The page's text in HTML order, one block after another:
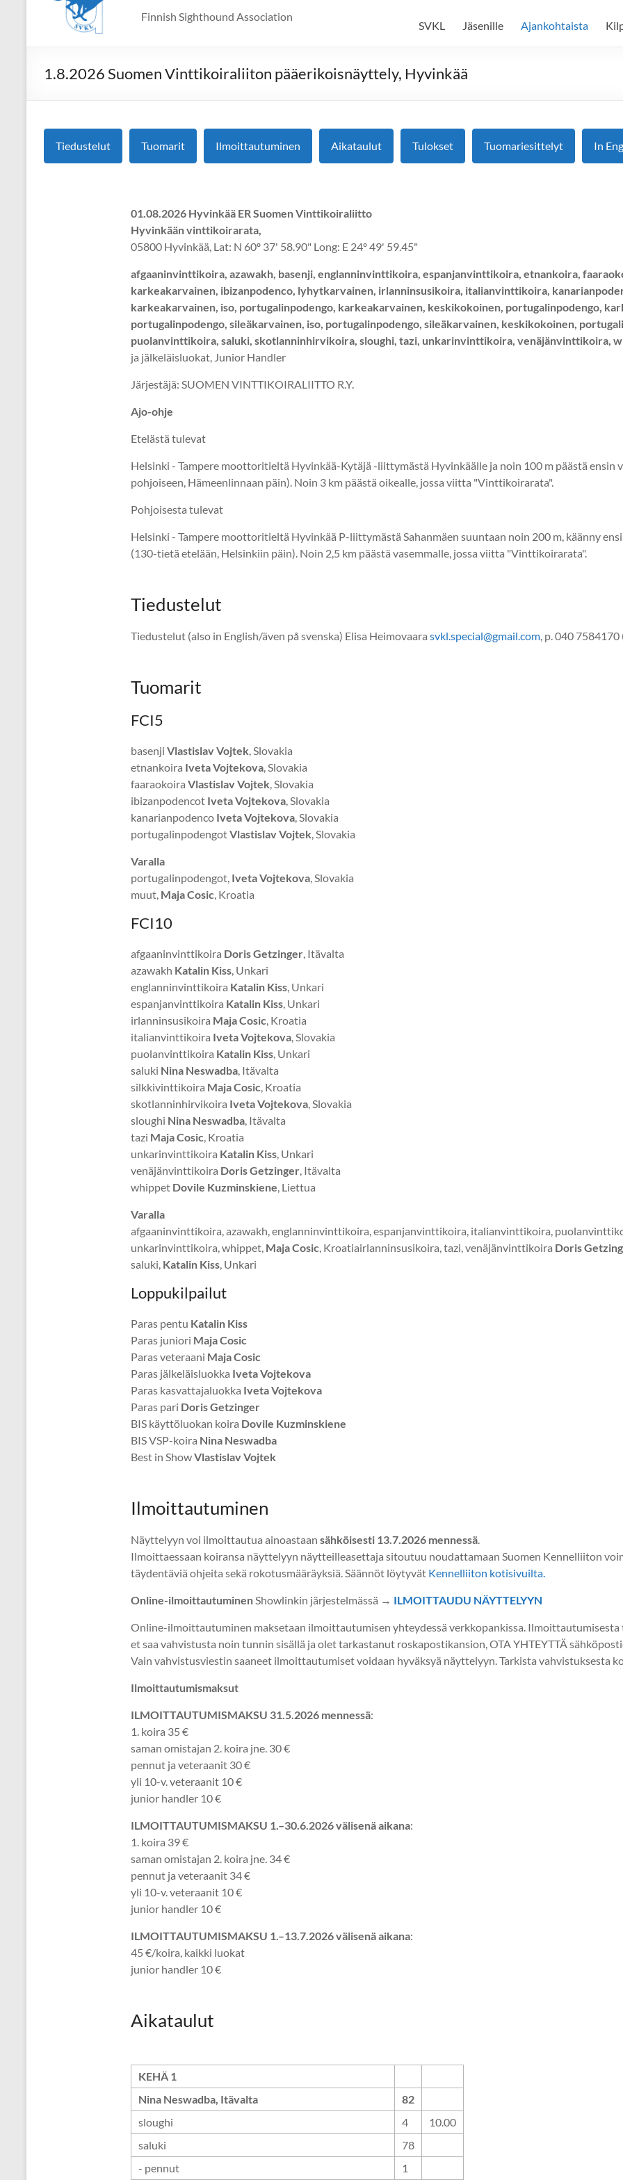
Finnish Sighthound Association
SVKL Jäsenille Ajankohtaista
1.8.2026 Suomen Vinttikoiraliiton pääerikoisnäyttely, Hyvinkää
Tiedustelut Tuomarit Ilmoittautuminen Aikataulut Tulokset Tuomariesittelyt In
01.08.2026 Hyvinkää ER Suomen Vinttikoiraliitto
Hyvinkään vinttikoirarata,
05800 Hyvinkää, Lat: N 60º 37' 58.90" Long: E 24º 49' 59.45"
afgaaninvinttikoira, azawakh, basenji, englanninvinttikoira, espanjanvinttikoira, etnankoira,
karkeakarvainen, ibizanpodenco, lyhytkarvainen, irlanninsusikoira, italianvinttikoira,
karkeakarvainen, iso, portugalinpodengo, karkeakarvainen, keskikokoinen, portugalinpodengo,
portugalinpodengo, sileäkarvainen, iso, portugalinpodengo, sileäkarvainen, keskikokoinen,
puolanvinttikoira, saluki, skotlanninhirvikoira, sloughi, tazi, unkarinvinttikoira, venäjänvinttikoira,
ja jälkeläisluokat, Junior Handler
Järjestäjä: SUOMEN VINTTIKOIRALIITTO R.Y.
Ajo-ohje
Etelästä tulevat
Helsinki - Tampere moottoritieltä Hyvinkää-Kytäjä -liittymästä Hyvinkäälle ja noin 100 m päästä ensin
pohjoiseen, Hämeenlinnaan päin). Noin 3 km päästä oikealle, jossa viitta "Vinttikoirarata".
Pohjoisesta tulevat
Helsinki - Tampere moottoritieltä Hyvinkää P-liittymästä Sahanmäen suuntaan noin 200 m, käänny
(130-tietä etelään, Helsinkiin päin). Noin 2,5 km päästä vasemmalle, jossa viitta "Vinttikoirarata".
Tiedustelut
Tiedustelut (also in English/även på svenska) Elisa Heimovaara svkl.special@gmail.com, p. 040
Tuomarit
FCI5
basenji Vlastislav Vojtek, Slovakia
etnankoira Iveta Vojtekova, Slovakia
faaraokoira Vlastislav Vojtek, Slovakia
ibizanpodencotIveta Vojtekova, Slovakia
kanarianpodencoIveta Vojtekova, Slovakia
portugalinpodengotVlastislav Vojtek, Slovakia
Varalla
portugalinpodengot, Iveta Vojtekova, Slovakia
muut, Maja Cosic, Kroatia
FCI10
afgaaninvinttikoira Doris Getzinger, Itävalta
azawakh Katalin Kiss, Unkari
englanninvinttikoira Katalin Kiss, Unkari
espanjanvinttikoira Katalin Kiss, Unkari
irlanninsusikoira Maja Cosic, Kroatia
italianvinttikoira Iveta Vojtekova, Slovakia
puolanvinttikoira Katalin Kiss, Unkari
saluki Nina Neswadba, Itävalta
silkkivinttikoira Maja Cosic, Kroatia
skotlanninhirvikoira Iveta Vojtekova, Slovakia
sloughi Nina Neswadba, Itävalta
tazi Maja Cosic, Kroatia
unkarinvinttikoira Katalin Kiss, Unkari
venäjänvinttikoira Doris Getzinger, Itävalta
whippetDovile Kuzminskiene, Liettua
Varalla
afgaaninvinttikoira, azawakh, englanninvinttikoira, espanjanvinttikoira, italianvinttikoira,
unkarinvinttikoira, whippet, Maja Cosic, Kroatiairlanninsusikoira, tazi, venäjänvinttikoira Doris
saluki, Katalin Kiss, Unkari
Loppukilpailut
Paras pentu Katalin Kiss
Paras juniori Maja Cosic
Paras veteraani Maja Cosic
Paras jälkeläisluokka Iveta Vojtekova
Paras kasvattajaluokka Iveta Vojtekova
Paras pari Doris Getzinger
BIS käyttöluokan koira Dovile Kuzminskiene
BIS VSP-koira Nina Neswadba
Best in ShowVlastislav Vojtek
Ilmoittautuminen
Näyttelyyn voi ilmoittautua ainoastaan sähköisesti 13.7.2026 mennessä.
Ilmoittaessaan koiransa näyttelyyn näytteilleasettaja sitoutuu noudattamaan Suomen Kennelliiton
täydentäviä ohjeita sekä rokotusmääräyksiä. Säännöt löytyvät Kennelliiton kotisivuilta.
Online-ilmoittautuminenShowlinkin järjestelmässä → ILMOITTAUDU NÄYTTELYYN
Online-ilmoittautuminen maksetaan ilmoittautumisen yhteydessä verkkopankissa. Ilmoittautumisesta
et saa vahvistusta noin tunnin sisällä ja olet tarkastanut roskapostikansion, OTA YHTEYTTÄ
Vain vahvistusviestin saaneet ilmoittautumiset voidaan hyväksyä näyttelyyn. Tarkista vahvistuksesta
Ilmoittautumismaksut
ILMOITTAUTUMISMAKSU 31.5.2026 mennessä:
1. koira 35 €
saman omistajan 2. koira jne. 30 €
pennut ja veteraanit 30 €
yli 10-v. veteraanit 10 €
junior handler 10 €
ILMOITTAUTUMISMAKSU 1.–30.6.2026 välisenä aikana:
1. koira 39 €
saman omistajan 2. koira jne. 34 €
pennut ja veteraanit 34 €
yli 10-v. veteraanit 10 €
junior handler 10 €
ILMOITTAUTUMISMAKSU 1.–13.7.2026 välisenä aikana:
45 €/koira, kaikki luokat
junior handler 10 €
Aikataulut
KEHÄ 1
Nina Neswadba, Itävalta
82
sloughi
4
10.00
saluki
78
- pennut
1